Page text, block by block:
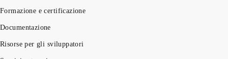
Formazione e certificazione
Documentazione
Risorse per gli sviluppatori